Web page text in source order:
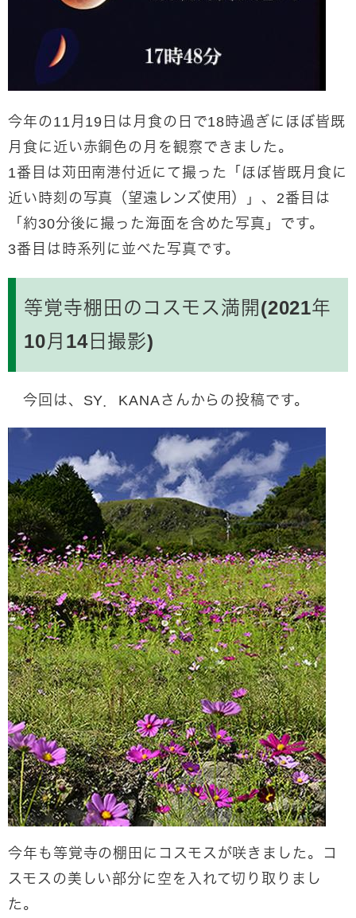
今年の11月19日は月食の日で18時過ぎにほぼ皆既
月食に近い赤銅色の月を観察できました。
1番目は苅田南港付近にて撮った「ほぼ皆既月食に
近い時刻の写真（望遠レンズ使用）」、2番目は
「約30分後に撮った海面を含めた写真」です。
3番目は時系列に並べた写真です。
等覚寺棚田のコスモス満開(2021年
10月14日撮影)
今回は、SY．KANAさんからの投稿です。
今年も等覚寺の棚田にコスモスが咲きました。コ
スモスの美しい部分に空を入れて切り取りまし
た。